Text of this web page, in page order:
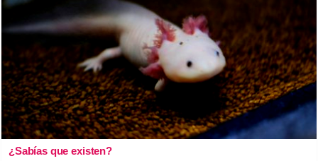
¿Sabías que existen?